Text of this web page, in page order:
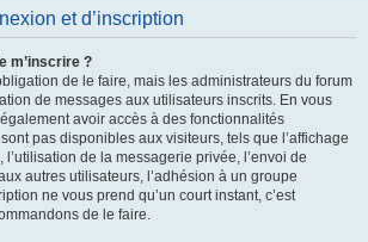
et d’inscription
m’inscrire ?
de le faire, mais les administrateurs du forum
de messages aux utilisateurs inscrits. En vous
avoir accès à des fonctionnalités
pas disponibles aux visiteurs, tels que l’affichage
l’utilisation de la messagerie privée, l’envoi de
autres utilisateurs, l’adhésion à un groupe
ne vous prend qu’un court instant, c’est
de le faire.